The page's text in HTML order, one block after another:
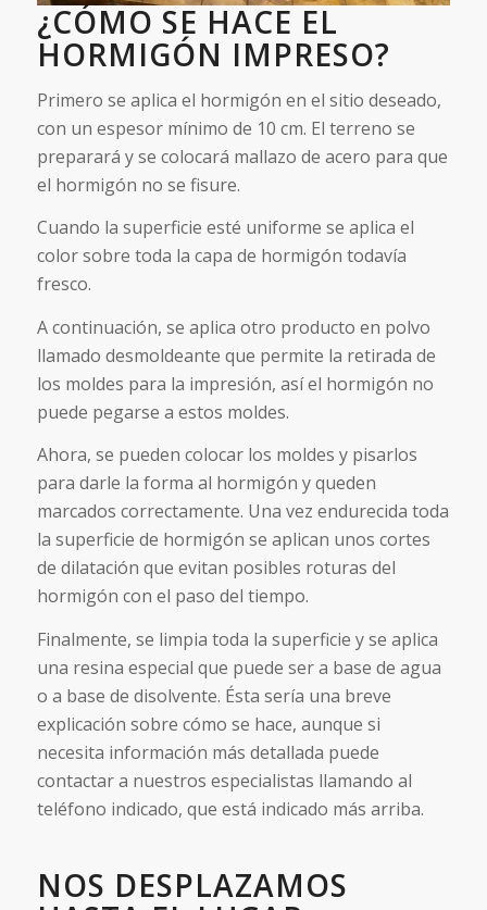
¿CÓMO SE HACE EL
HORMIGÓN IMPRESO?
Primero se aplica el hormigón en el sitio deseado,
con un espesor mínimo de 10 cm. El terreno se
preparará y se colocará mallazo de acero para que
el hormigón no se fisure.
Cuando la superficie esté uniforme se aplica el
color sobre toda la capa de hormigón todavía
fresco.
A continuación, se aplica otro producto en polvo
llamado desmoldeante que permite la retirada de
los moldes para la impresión, así el hormigón no
puede pegarse a estos moldes.
Ahora, se pueden colocar los moldes y pisarlos
para darle la forma al hormigón y queden
marcados correctamente. Una vez endurecida toda
la superficie de hormigón se aplican unos cortes
de dilatación que evitan posibles roturas del
hormigón con el paso del tiempo.
Finalmente, se limpia toda la superficie y se aplica
una resina especial que puede ser a base de agua
o a base de disolvente. Ésta sería una breve
explicación sobre cómo se hace, aunque si
necesita información más detallada puede
contactar a nuestros especialistas llamando al
teléfono indicado, que está indicado más arriba.
NOS DESPLAZAMOS